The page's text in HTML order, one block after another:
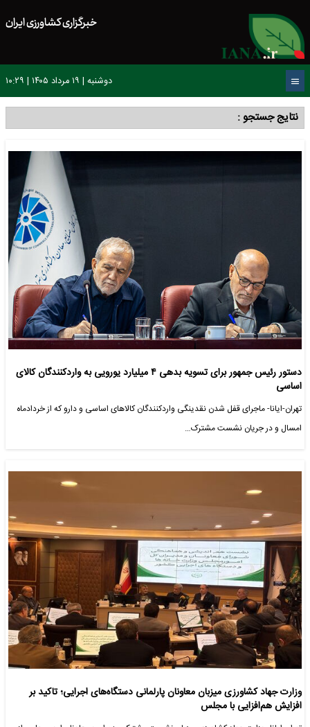
خبرگزاری کشاورزی ایران
دوشنبه | ۱۹ مرداد ۱۴۰۵ | ۱۰:۲۹
نتایج جستجو :
دستور رئیس جمهور برای تسویه بدهی ۴ میلیارد یورویی به واردکنندگان کالای
اساسی
تهران-ایانا- ماجرای قفل شدن نقدینگی واردکنندگان کالاهای اساسی و دارو که از خردادماه
امسال و در جریان نشست مشترک…
وزارت جهاد کشاورزی میزبان معاونان پارلمانی دستگاه‌های اجرایی؛ تاکید بر
افزایش هم‌افزایی با مجلس